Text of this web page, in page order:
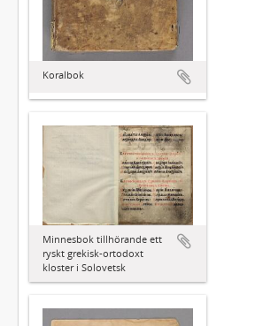
Koralbok
Minnesbok tillhörande ett
ryskt grekisk-ortodoxt
kloster i Solovetsk